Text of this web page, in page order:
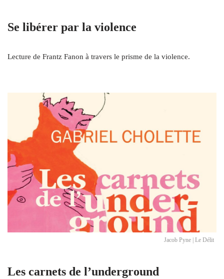
Se libérer par la violence
Lecture de Frantz Fanon à travers le prisme de la violence.
Jacob Pyne | Le Délit
Les carnets de l’underground